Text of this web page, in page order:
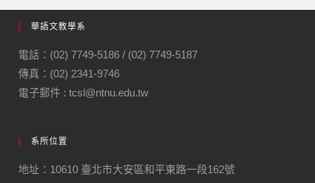
華語文教學系
電話：(02) 7749-5186 / (02) 7749-5187
傳真：(02) 2341-9746
電子郵件 : tcsl@ntnu.edu.tw
系所位置
地址：10610 臺北市大安區和平東路一段162號